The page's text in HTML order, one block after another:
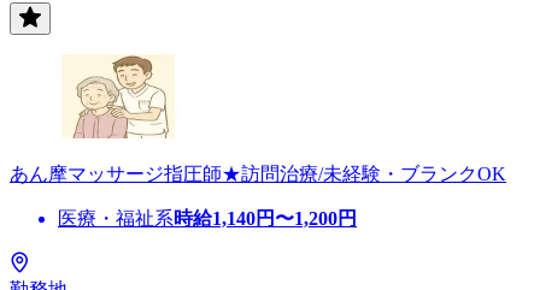
あん摩マッサージ指圧師★訪問治療/未経験・ブランクOK
医療・福祉系時給1,140円〜1,200円